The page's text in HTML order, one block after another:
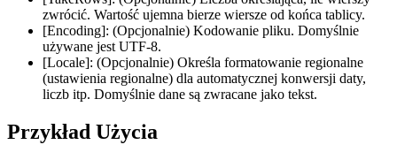
zwrócić. Wartość ujemna bierze wiersze od końca tablicy.
[Encoding]: (Opcjonalnie) Kodowanie pliku. Domyślnie
używane jest UTF-8.
[Locale]: (Opcjonalnie) Określa formatowanie regionalne
(ustawienia regionalne) dla automatycznej konwersji daty,
liczb itp. Domyślnie dane są zwracane jako tekst.
Przykład Użycia